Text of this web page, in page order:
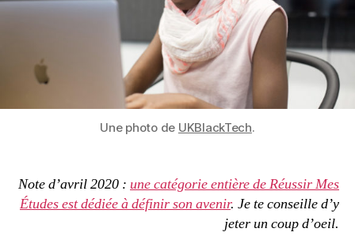
Une photo de UKBlackTech.
Note d’avril 2020 : une catégorie entière de Réussir Mes
Études est dédiée à définir son avenir. Je te conseille d’y
jeter un coup d’oeil.